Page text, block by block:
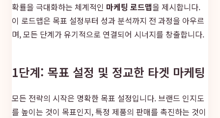
확률을 극대화하는 체계적인 마케팅 로드맵을 제시합니다.
이 로드맵은 목표 설정부터 성과 분석까지 전 과정을 아우르
며, 모든 단계가 유기적으로 연결되어 시너지를 창출합니다.
1단계: 목표 설정 및 정교한 타겟 마케팅
모든 전략의 시작은 명확한 목표 설정입니다. 브랜드 인지도
를 높이는 것이 목표인지, 특정 제품의 판매를 촉진하는 것이